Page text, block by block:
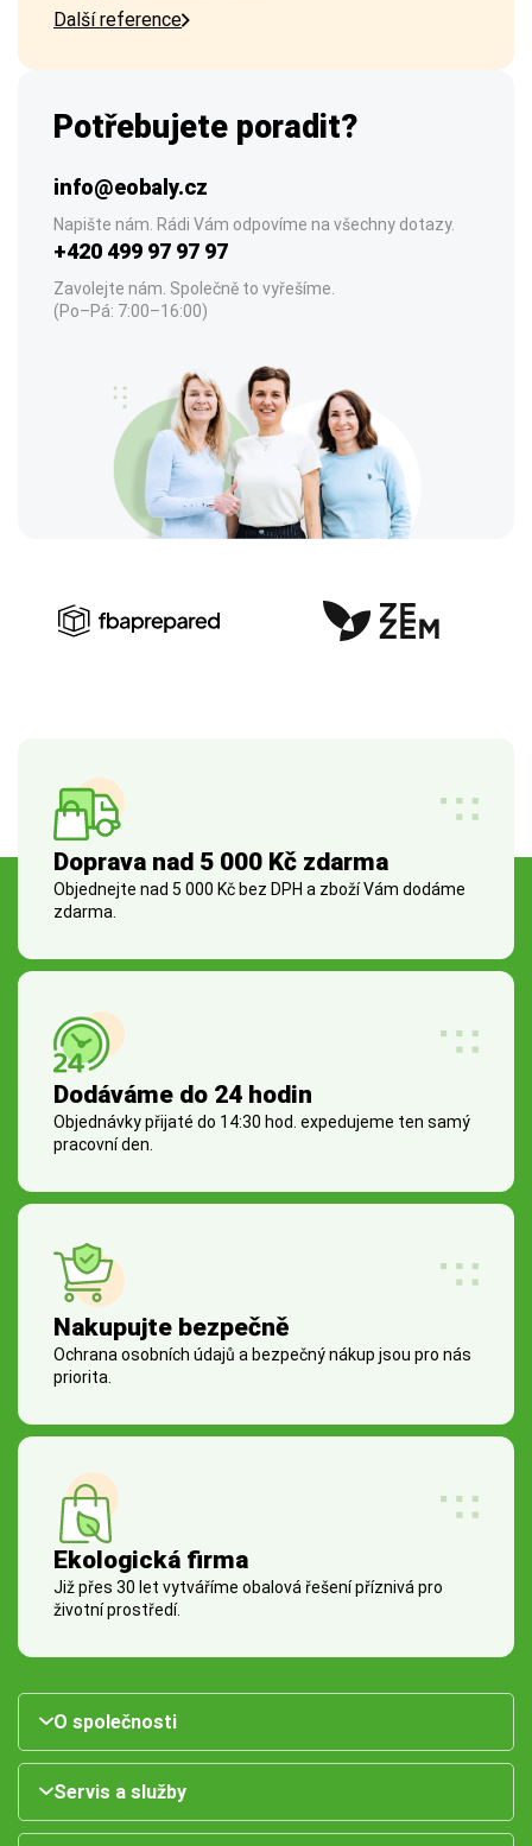
Další reference
Potřebujete poradit?
info@eobaly.cz
Napište nám. Rádi Vám odpovíme na všechny dotazy.
+420 499 97 97 97
Zavolejte nám. Společně to vyřešíme.
(Po–Pá: 7:00–16:00)
Doprava nad 5 000 Kč zdarma
Objednejte nad 5 000 Kč bez DPH a zboží Vám dodáme
zdarma.
Dodáváme do 24 hodin
Objednávky přijaté do 14:30 hod. expedujeme ten samý
pracovní den.
Nakupujte bezpečně
Ochrana osobních údajů a bezpečný nákup jsou pro nás
priorita.
Ekologická firma
Již přes 30 let vytváříme obalová řešení příznivá pro
životní prostředí.
O společnosti
Servis a služby